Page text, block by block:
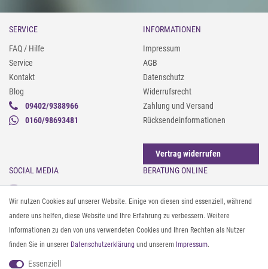
SERVICE
FAQ / Hilfe
Service
Kontakt
Blog
09402/9388966
0160/98693481
INFORMATIONEN
Impressum
AGB
Datenschutz
Widerrufsrecht
Zahlung und Versand
Rücksendeinformationen
Vertrag widerrufen
SOCIAL MEDIA
Instagram
Facebook
Pinterest
Twitter
Youtube
Threads
BERATUNG ONLINE
Gürtel messen & kürzen
Sonnenbrillen & UV-Schutz
Textilpflege
Textil- und Material-Guide
Geldbörse richtig organisieren
Wir nutzen Cookies auf unserer Website. Einige von diesen sind essenziell, während
andere uns helfen, diese Website und Ihre Erfahrung zu verbessern. Weitere
Informationen zu den von uns verwendeten Cookies und Ihren Rechten als Nutzer
finden Sie in unserer Daten­schutz­erklärung und unserem Impressum.
Essenziell